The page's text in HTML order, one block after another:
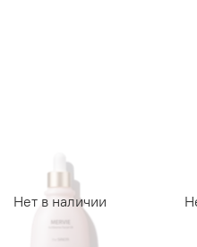
Нет в наличии